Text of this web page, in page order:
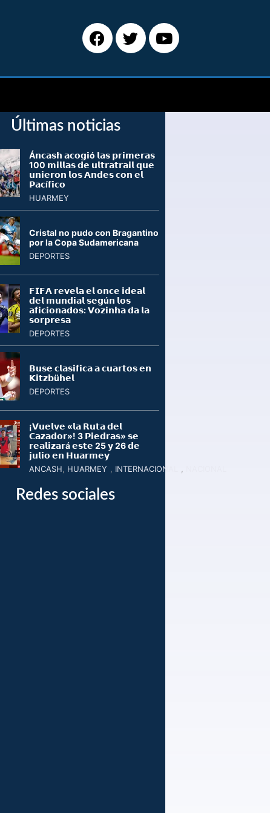
Últimas noticias
Á𝗻𝗰𝗮𝘀𝗵 𝗮𝗰𝗼𝗴𝗶ó 𝗹𝗮𝘀 𝗽𝗿𝗶𝗺𝗲𝗿𝗮𝘀
100 𝗺𝗶𝗹𝗹𝗮𝘀 𝗱𝗲 𝘂𝗹𝘁𝗿𝗮𝘁𝗿𝗮𝗶𝗹 𝗾𝘂𝗲
𝘂𝗻𝗶𝗲𝗿𝗼𝗻 𝗹𝗼𝘀 𝗔𝗻𝗱𝗲𝘀 𝗰𝗼𝗻 𝗲𝗹
𝗣𝗮𝗰í𝗳𝗶𝗰𝗼
HUARMEY
Cristal no pudo con Bragantino
por la Copa Sudamericana
DEPORTES
𝗙𝗜𝗙𝗔 𝗿𝗲𝘃𝗲𝗹𝗮 𝗲𝗹 𝗼𝗻𝗰𝗲 𝗶𝗱𝗲𝗮𝗹
𝗱𝗲𝗹 𝗺𝘂𝗻𝗱𝗶𝗮𝗹 𝘀𝗲𝗴ú𝗻 𝗹𝗼𝘀
𝗮𝗳𝗶𝗰𝗶𝗼𝗻𝗮𝗱𝗼𝘀: 𝗩𝗼𝘇𝗶𝗻𝗵𝗮 𝗱𝗮 𝗹𝗮
𝘀𝗼𝗿𝗽𝗿𝗲𝘀𝗮
DEPORTES
𝗕𝘂𝘀𝗲 𝗰𝗹𝗮𝘀𝗶𝗳𝗶𝗰𝗮 𝗮 𝗰𝘂𝗮𝗿𝘁𝗼𝘀 𝗲𝗻
𝗞𝗶𝘁𝘇𝗯ü𝗵𝗲𝗹
DEPORTES
¡𝗩𝘂𝗲𝗹𝘃𝗲 «𝗹𝗮 𝗥𝘂𝘁𝗮 𝗱𝗲𝗹
𝗖𝗮𝘇𝗮𝗱𝗼𝗿»! 3 𝗣𝗶𝗲𝗱𝗿𝗮𝘀» 𝘀𝗲
𝗿𝗲𝗮𝗹𝗶𝘇𝗮𝗿á 𝗲𝘀𝘁𝗲 25 𝘆 26 𝗱𝗲
𝗷𝘂𝗹𝗶𝗼 𝗲𝗻 𝗛𝘂𝗮𝗿𝗺𝗲𝘆
ANCASH, HUARMEY , INTERNACIONAL ,
Redes sociales